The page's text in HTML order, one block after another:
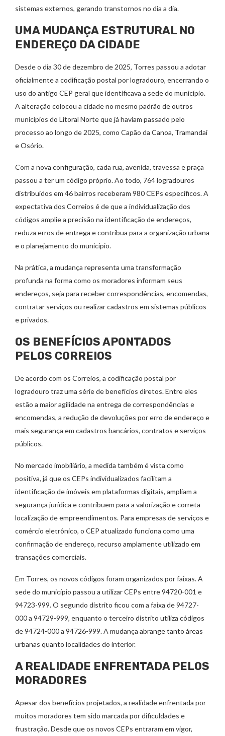
sistemas externos, gerando transtornos no dia a dia.
UMA MUDANÇA ESTRUTURAL NO
ENDEREÇO DA CIDADE
Desde o dia 30 de dezembro de 2025, Torres passou a adotar
oficialmente a codificação postal por logradouro, encerrando o
uso do antigo CEP geral que identificava a sede do município.
A alteração colocou a cidade no mesmo padrão de outros
municípios do Litoral Norte que já haviam passado pelo
processo ao longo de 2025, como Capão da Canoa, Tramandaí
e Osório.
Com a nova configuração, cada rua, avenida, travessa e praça
passou a ter um código próprio. Ao todo, 764 logradouros
distribuídos em 46 bairros receberam 980 CEPs específicos. A
expectativa dos Correios é de que a individualização dos
códigos amplie a precisão na identificação de endereços,
reduza erros de entrega e contribua para a organização urbana
e o planejamento do município.
Na prática, a mudança representa uma transformação
profunda na forma como os moradores informam seus
endereços, seja para receber correspondências, encomendas,
contratar serviços ou realizar cadastros em sistemas públicos
e privados.
OS BENEFÍCIOS APONTADOS
PELOS CORREIOS
De acordo com os Correios, a codificação postal por
logradouro traz uma série de benefícios diretos. Entre eles
estão a maior agilidade na entrega de correspondências e
encomendas, a redução de devoluções por erro de endereço e
mais segurança em cadastros bancários, contratos e serviços
públicos.
No mercado imobiliário, a medida também é vista como
positiva, já que os CEPs individualizados facilitam a
identificação de imóveis em plataformas digitais, ampliam a
segurança jurídica e contribuem para a valorização e correta
localização de empreendimentos. Para empresas de serviços e
comércio eletrônico, o CEP atualizado funciona como uma
confirmação de endereço, recurso amplamente utilizado em
transações comerciais.
Em Torres, os novos códigos foram organizados por faixas. A
sede do município passou a utilizar CEPs entre 94720-001 e
94723-999. O segundo distrito ficou com a faixa de 94727-
000 a 94729-999, enquanto o terceiro distrito utiliza códigos
de 94724-000 a 94726-999. A mudança abrange tanto áreas
urbanas quanto localidades do interior.
A REALIDADE ENFRENTADA PELOS
MORADORES
Apesar dos benefícios projetados, a realidade enfrentada por
muitos moradores tem sido marcada por dificuldades e
frustração. Desde que os novos CEPs entraram em vigor,